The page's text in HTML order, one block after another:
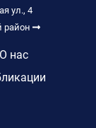
ул., 4
район
О нас